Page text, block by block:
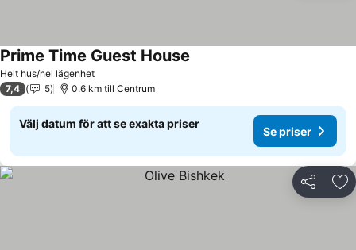
Helt hus/hel lägenhet
Prime Time Guest House
7,4 5 0.6 km till Centrum
Välj datum för att se exakta priser
Se priser
Dela